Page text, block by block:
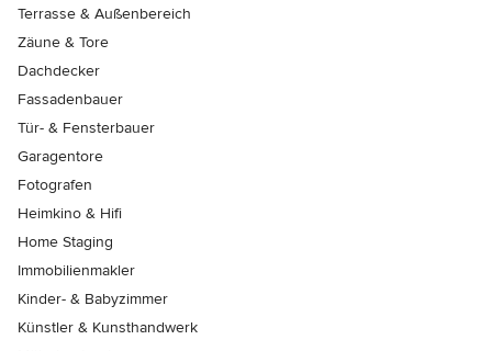
Terrasse & Außenbereich
Zäune & Tore
Dachdecker
Fassadenbauer
Tür- & Fensterbauer
Garagentore
Fotografen
Heimkino & Hifi
Home Staging
Immobilienmakler
Kinder- & Babyzimmer
Künstler & Kunsthandwerk